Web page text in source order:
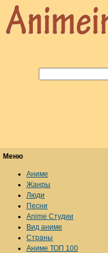
Меню
Аниме
Жанры
Люди
Песни
Anime Студии
Вид аниме
Страны
Аниме ТОП 100